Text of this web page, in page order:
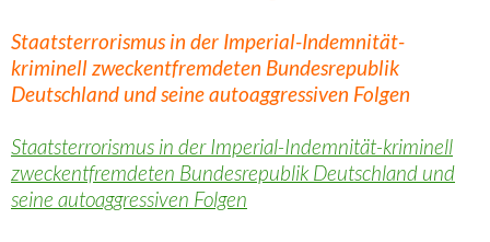
Staatsterrorismus in der Imperial-Indemnität-
kriminell zweckentfremdeten Bundesrepublik
Deutschland und seine autoaggressiven Folgen
Staatsterrorismus in der Imperial-Indemnität-kriminell
zweckentfremdeten Bundesrepublik Deutschland und
seine autoaggressiven Folgen